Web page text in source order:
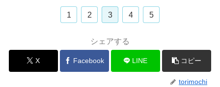
1 2 3 4 5
シェアする
X Facebook LINE コピー
torimochi